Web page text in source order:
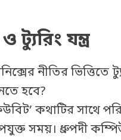
ট্যুরিং যন্ত্র
নীতির ভিত্তিতে
হবে?
কথাটির সাথে
সময়। ধ্রুপদী